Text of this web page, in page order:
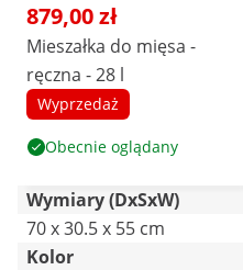
879,00 zł
Mieszałka do mięsa -
ręczna - 28 l
Wyprzedaż
Obecnie oglądany
Wymiary (DxSxW)
70 x 30.5 x 55 cm
Kolor